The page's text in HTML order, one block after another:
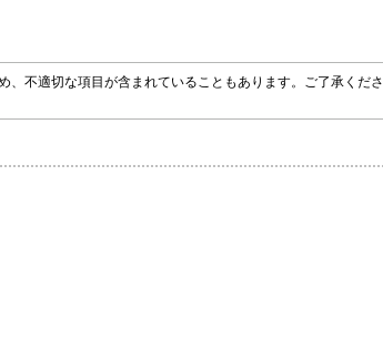
不適切な項目が含まれていることもあります。ご了承くださ